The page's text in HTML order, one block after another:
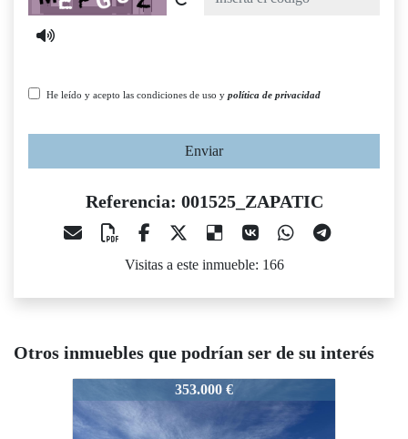
He leído y acepto las condiciones de uso y política de privacidad
Enviar
Referencia: 001525_ZAPATIC
Visitas a este inmueble: 166
Otros inmuebles que podrían ser de su interés
001525_ZAPATIC
349.900 €